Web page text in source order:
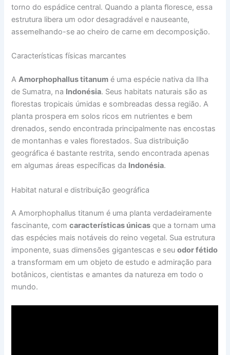
torno do espádice central. Quando a planta floresce, essa
estrutura libera um odor desagradável e nauseante,
assemelhando-se ao cheiro de carne em decomposição.
Características físicas marcantes
AAmorphophallus titanum é uma espécie nativa da Ilha
de Sumatra, na Indonésia. Seus habitats naturais são as
florestas tropicais úmidas e sombreadas dessa região. A
planta prospera em solos ricos em nutrientes e bem
drenados, sendo encontrada principalmente nas encostas
de montanhas e vales florestados. Sua distribuição
geográfica é bastante restrita, sendo encontrada apenas
em algumas áreas específicas da Indonésia.
Habitat natural e distribuição geográfica
A Amorphophallus titanum é uma planta verdadeiramente
fascinante, comcaracterísticas únicas que a tornam uma
das espécies mais notáveis do reino vegetal. Sua estrutura
imponente, suas dimensões gigantescas e seuodor fétido
a transformam em um objeto de estudo e admiração para
botânicos, cientistas e amantes da natureza em todo o
mundo.